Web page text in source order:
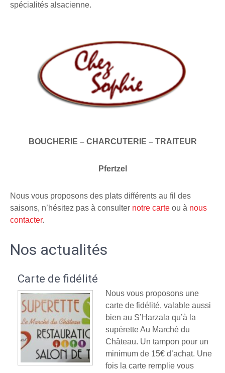
spécialités alsacienne.
BOUCHERIE – CHARCUTERIE – TRAITEUR
Pfertzel
Nous vous proposons des plats différents au fil des
saisons, n’hésitez pas à consulter notre carte ou à nous
contacter.
Nos actualités
Carte de fidélité
Nous vous proposons une
carte de fidélité, valable aussi
bien au S’Harzala qu’à la
supérette Au Marché du
Château. Un tampon pour un
minimum de 15€ d’achat. Une
fois la carte remplie vous